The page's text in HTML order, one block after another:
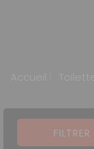
FILTRER